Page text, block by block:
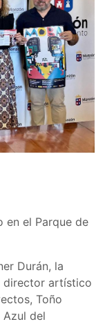
en el Parque de
Durán, la
director artístico
Toño
del